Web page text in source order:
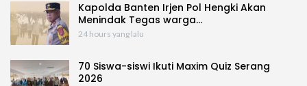
Kapolda Banten Irjen Pol Hengki Akan
Menindak Tegas warga…
24 hours yang lalu
70 Siswa-siswi Ikuti Maxim Quiz Serang
2026